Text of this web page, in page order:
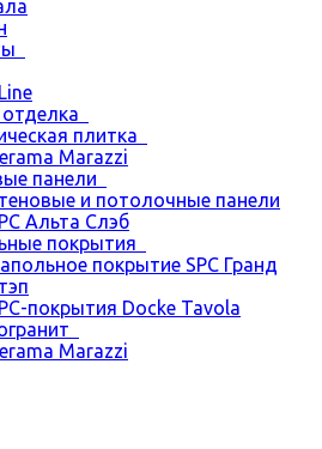
плитка
Marazzi
панели
и потолочные панели
Альта Слэб
покрытия
покрытие SPC Гранд
покрытия Docke Tavola
Marazzi